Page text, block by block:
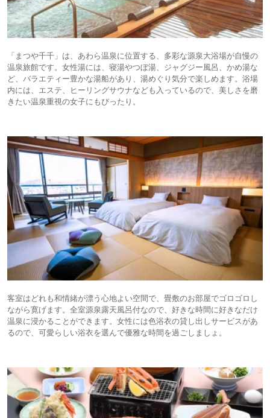
「まつや千千」は、あわら温泉に位置する、多彩な源泉大浴場が自慢の
温泉旅館です。女性湯には、寝湯やつぼ湯、ジャグジー風呂、かめ湯な
ど、バラエティー豊かな湯船があり、湯めぐり気分で楽しめます。浴場
内には、エステ、ヒーリングサウナなども入っているので、美しさを磨
きたい温泉重視の女子にもぴったり。
客室はどれも和情緒が漂う心地よい空間で、畳敷のお部屋でゴロゴロし
ながら寛げます。全室源泉露天風呂付なので、好きな時間に好きなだけ
温泉に浸かることができます。女性には色浴衣の貸し出しサービスがあ
るので、可愛らしい浴衣を選んで優雅な時間を過ごしましょ。